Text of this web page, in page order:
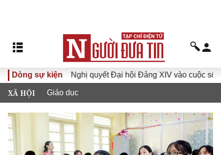
Dòng sự kiện
Đưa Nghị quyết Đại hội Đảng XIV vào cuộc sống
XÃ HỘI Giáo dục